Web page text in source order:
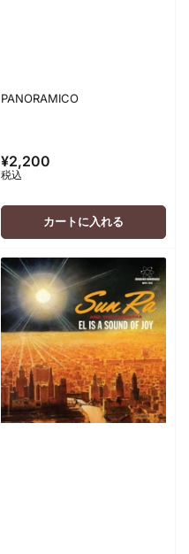
PANORAMICO
通
常
価
¥2,200
税込
カートに入れる